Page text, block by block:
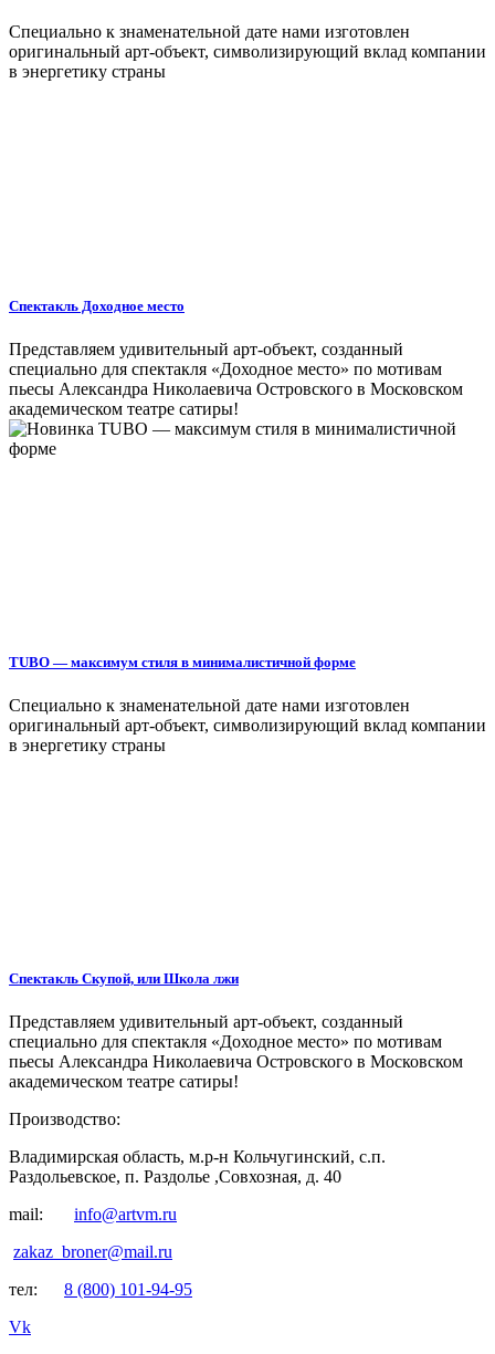
Специально к знаменательной дате нами изготовлен
оригинальный арт-объект, символизирующий вклад компании
в энергетику страны
Спектакль Доходное место
Представляем удивительный арт-объект, созданный
специально для спектакля «Доходное место» по мотивам
пьесы Александра Николаевича Островского в Московском
академическом театре сатиры!
TUBO — максимум стиля в минималистичной форме
Специально к знаменательной дате нами изготовлен
оригинальный арт-объект, символизирующий вклад компании
в энергетику страны
Спектакль Скупой, или Школа лжи
Представляем удивительный арт-объект, созданный
специально для спектакля «Доходное место» по мотивам
пьесы Александра Николаевича Островского в Московском
академическом театре сатиры!
Производство:
Владимирская область, м.р-н Кольчугинский, с.п.
Раздольевское, п. Раздолье ,Совхозная, д. 40
mail: info@artvm.ru
zakaz_broner@mail.ru
тел: 8 (800) 101-94-95
Vk